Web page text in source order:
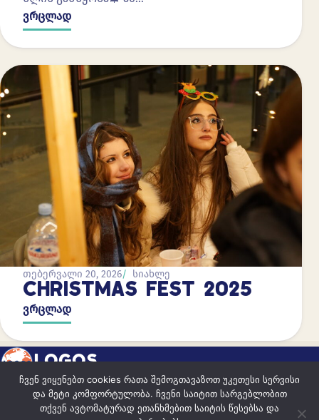
ვრცლად
თებერვალი 20, 2026 სიახლე
CHRISTMAS FEST 2025
ვრცლად
LOGOS
ისწავლე იყო წარმატებული
ჩვენ ვიყენებთ cookies რათა შემოგთავაზოთ უკეთესი სერვისი
და მეტი კომფორტულობა. ჩვენი საიტით სარგებლობით
თქვენ ავტომატურად ეთანხმებით საიტის წესებსა და